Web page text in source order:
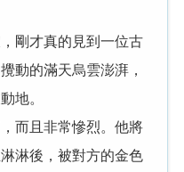
剛才真的見到一位古
動的滿天烏雲澎湃，
地。
而且非常慘烈。他將
淋後，被對方的金色